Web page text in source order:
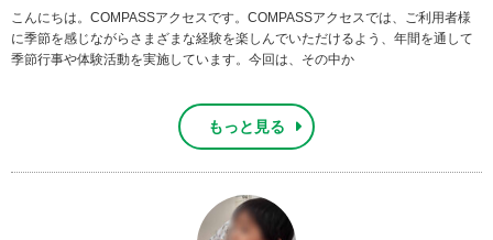
こんにちは。COMPASSアクセスです。COMPASSアクセスでは、ご利用者様
に季節を感じながらさまざまな経験を楽しんでいただけるよう、年間を通して
季節行事や体験活動を実施しています。今回は、その中か
もっと見る